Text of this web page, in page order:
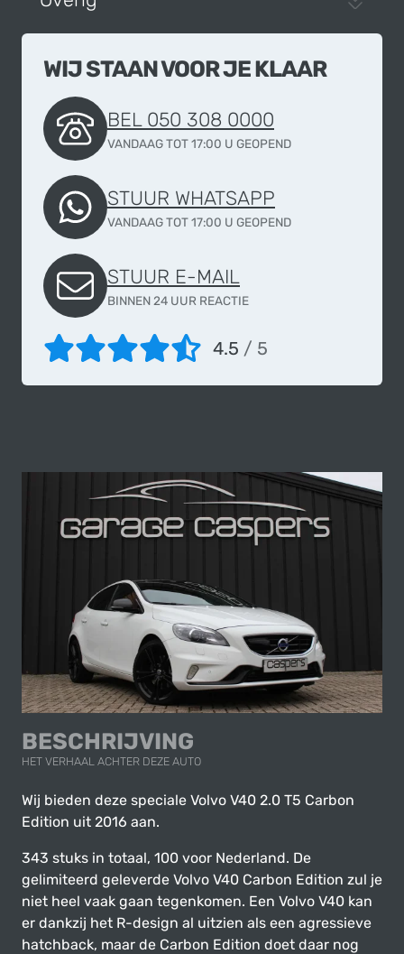
WIJ STAAN VOOR JE KLAAR
BEL 050 308 0000
VANDAAG TOT 17:00 U GEOPEND
STUUR WHATSAPP
VANDAAG TOT 17:00 U GEOPEND
STUUR E-MAIL
BINNEN 24 UUR REACTIE
4.5 / 5
BESCHRIJVING
HET VERHAAL ACHTER DEZE AUTO
Wij bieden deze speciale Volvo V40 2.0 T5 Carbon
Edition uit 2016 aan.
343 stuks in totaal, 100 voor Nederland. De
gelimiteerd geleverde Volvo V40 Carbon Edition zul je
niet heel vaak gaan tegenkomen. Een Volvo V40 kan
er dankzij het R-design al uitzien als een agressieve
hatchback, maar de Carbon Edition doet daar nog